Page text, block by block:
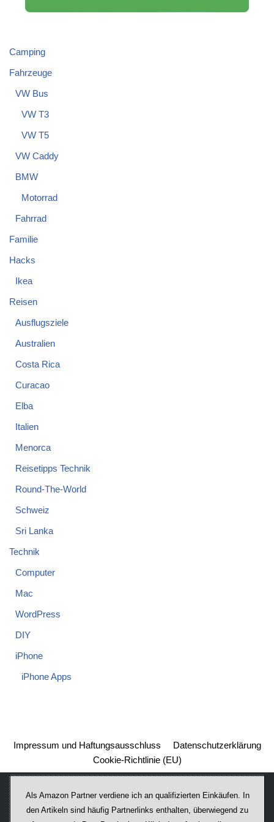
Camping
Fahrzeuge
VW Bus
VW T3
VW T5
VW Caddy
BMW
Motorrad
Fahrrad
Familie
Hacks
Ikea
Reisen
Ausflugsziele
Australien
Costa Rica
Curacao
Elba
Italien
Menorca
Reisetipps Technik
Round-The-World
Schweiz
Sri Lanka
Technik
Computer
Mac
WordPress
DIY
iPhone
iPhone Apps
Impressum und Haftungsausschluss
Datenschutzerklärung
Cookie-Richtlinie (EU)
Als Amazon Partner verdiene ich an qualifizierten Einkäufen. In
den Artikeln sind häufig Partnerlinks enthalten, überwiegend zu